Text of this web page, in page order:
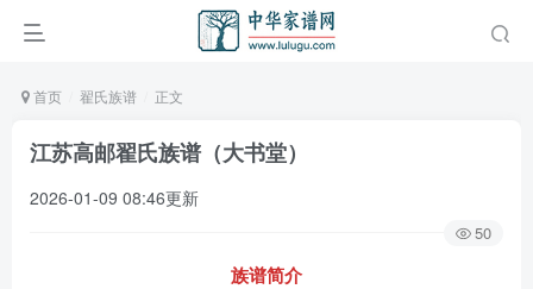
首页 翟氏族谱 正文
江苏高邮翟氏族谱（大书堂）
2026-01-09 08:46更新
50
族谱简介